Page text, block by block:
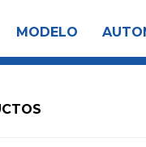
MODELO